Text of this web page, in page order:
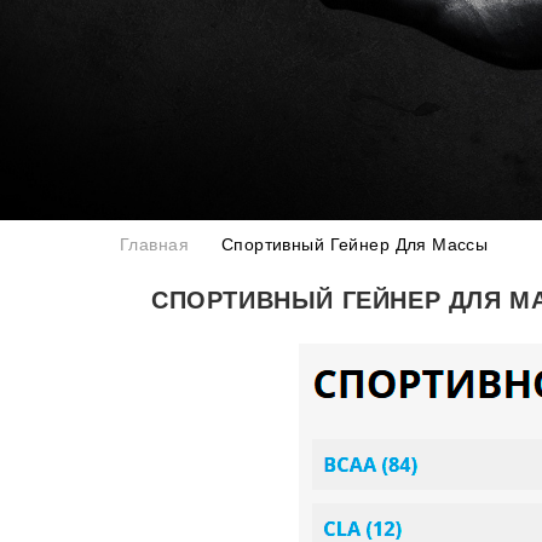
Главная Спортивный Гейнер Для Массы
СПОРТИВНЫЙ ГЕЙНЕР ДЛЯ